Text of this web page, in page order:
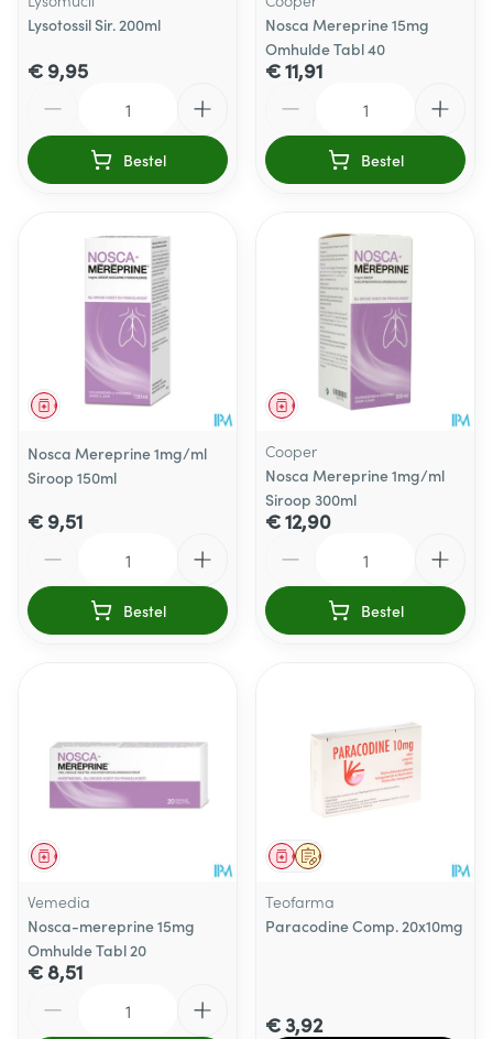
Lysotossil Sir. 200ml
€ 9,95
Bestel
Nosca Mereprine 15mg
Omhulde Tabl 40
€ 11,91
Bestel
Geneesmiddel
Nosca Mereprine 1mg/ml
Siroop 150ml
€ 9,51
Bestel
Geneesmiddel
Cooper
Nosca Mereprine 1mg/ml
Siroop 300ml
€ 12,90
Bestel
Geneesmiddel
Vemedia
Nosca-mereprine 15mg
Omhulde Tabl 20
€ 8,51
Op voorschrift
Geneesmiddel
Teofarma
Paracodine Comp. 20x10mg
€ 3,92